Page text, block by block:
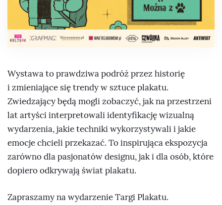
Wystawa to prawdziwa podróż przez historię
i zmieniające się trendy w sztuce plakatu.
Zwiedzający będą mogli zobaczyć, jak na przestrzeni
lat artyści interpretowali identyfikację wizualną
wydarzenia, jakie techniki wykorzystywali i jakie
emocje chcieli przekazać. To inspirująca ekspozycja
zarówno dla pasjonatów designu, jak i dla osób, które
dopiero odkrywają świat plakatu.
Zapraszamy na wydarzenie Targi Plakatu.